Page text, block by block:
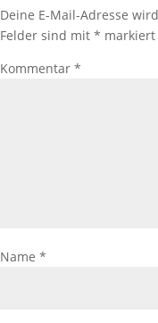
Deine E-Mail-Adresse
Felder sind mit * markiert
Kommentar *
Name *